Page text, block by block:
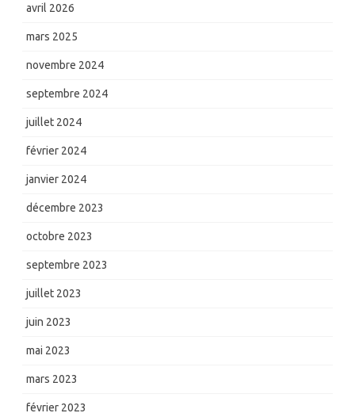
avril 2026
mars 2025
novembre 2024
septembre 2024
juillet 2024
février 2024
janvier 2024
décembre 2023
octobre 2023
septembre 2023
juillet 2023
juin 2023
mai 2023
mars 2023
février 2023